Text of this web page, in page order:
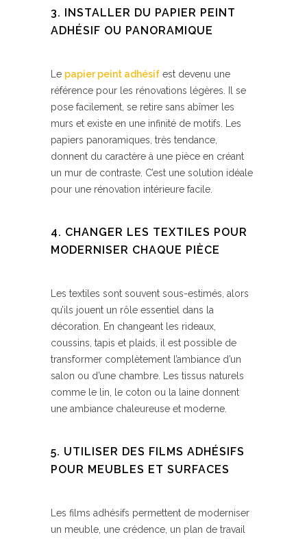
3. INSTALLER DU PAPIER PEINT
ADHÉSIF OU PANORAMIQUE
Le papier peint adhésif est devenu une
référence pour les rénovations légères. Il se
pose facilement, se retire sans abîmer les
murs et existe en une infinité de motifs. Les
papiers panoramiques, très tendance,
donnent du caractère à une pièce en créant
un mur de contraste. C’est une solution idéale
pour une rénovation intérieure facile.
4. CHANGER LES TEXTILES POUR
MODERNISER CHAQUE PIÈCE
Les textiles sont souvent sous-estimés, alors
qu’ils jouent un rôle essentiel dans la
décoration. En changeant les rideaux,
coussins, tapis et plaids, il est possible de
transformer complètement l’ambiance d’un
salon ou d’une chambre. Les tissus naturels
comme le lin, le coton ou la laine donnent
une ambiance chaleureuse et moderne.
5. UTILISER DES FILMS ADHÉSIFS
POUR MEUBLES ET SURFACES
Les films adhésifs permettent de moderniser
un meuble, une crédence, un plan de travail